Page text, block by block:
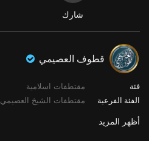
شارك
قطوف العصيمي
فئة
مقتطفات اسلامية
الفئة الفرعية
مقتطفات الشيخ العصيمي
أظهر المزيد